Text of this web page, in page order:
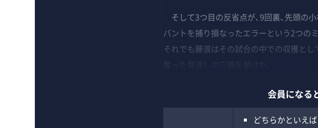
そして3つ目の反省点が、9回裏、先頭の
バントを捕り損なったエラーという2つの
それでも藤浪はその試合の中での収穫とし
会員になる
どちらかといえ